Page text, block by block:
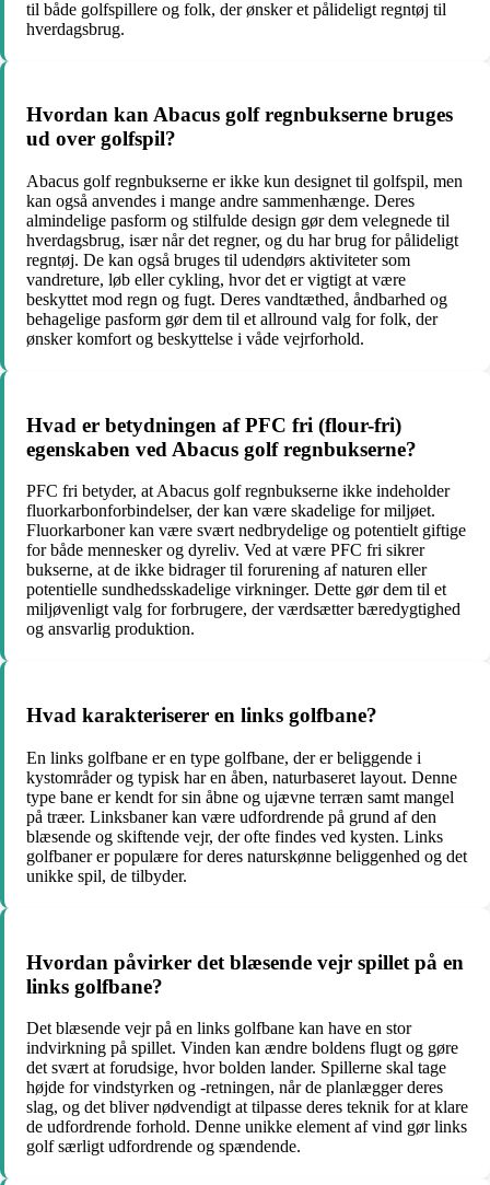
til både golfspillere og folk, der ønsker et pålideligt regntøj til
hverdagsbrug.
Hvordan kan Abacus golf regnbukserne bruges
ud over golfspil?
Abacus golf regnbukserne er ikke kun designet til golfspil, men
kan også anvendes i mange andre sammenhænge. Deres
almindelige pasform og stilfulde design gør dem velegnede til
hverdagsbrug, især når det regner, og du har brug for pålideligt
regntøj. De kan også bruges til udendørs aktiviteter som
vandreture, løb eller cykling, hvor det er vigtigt at være
beskyttet mod regn og fugt. Deres vandtæthed, åndbarhed og
behagelige pasform gør dem til et allround valg for folk, der
ønsker komfort og beskyttelse i våde vejrforhold.
Hvad er betydningen af PFC fri (flour-fri)
egenskaben ved Abacus golf regnbukserne?
PFC fri betyder, at Abacus golf regnbukserne ikke indeholder
fluorkarbonforbindelser, der kan være skadelige for miljøet.
Fluorkarboner kan være svært nedbrydelige og potentielt giftige
for både mennesker og dyreliv. Ved at være PFC fri sikrer
bukserne, at de ikke bidrager til forurening af naturen eller
potentielle sundhedsskadelige virkninger. Dette gør dem til et
miljøvenligt valg for forbrugere, der værdsætter bæredygtighed
og ansvarlig produktion.
Hvad karakteriserer en links golfbane?
En links golfbane er en type golfbane, der er beliggende i
kystområder og typisk har en åben, naturbaseret layout. Denne
type bane er kendt for sin åbne og ujævne terræn samt mangel
på træer. Linksbaner kan være udfordrende på grund af den
blæsende og skiftende vejr, der ofte findes ved kysten. Links
golfbaner er populære for deres naturskønne beliggenhed og det
unikke spil, de tilbyder.
Hvordan påvirker det blæsende vejr spillet på en
links golfbane?
Det blæsende vejr på en links golfbane kan have en stor
indvirkning på spillet. Vinden kan ændre boldens flugt og gøre
det svært at forudsige, hvor bolden lander. Spillerne skal tage
højde for vindstyrken og -retningen, når de planlægger deres
slag, og det bliver nødvendigt at tilpasse deres teknik for at klare
de udfordrende forhold. Denne unikke element af vind gør links
golf særligt udfordrende og spændende.